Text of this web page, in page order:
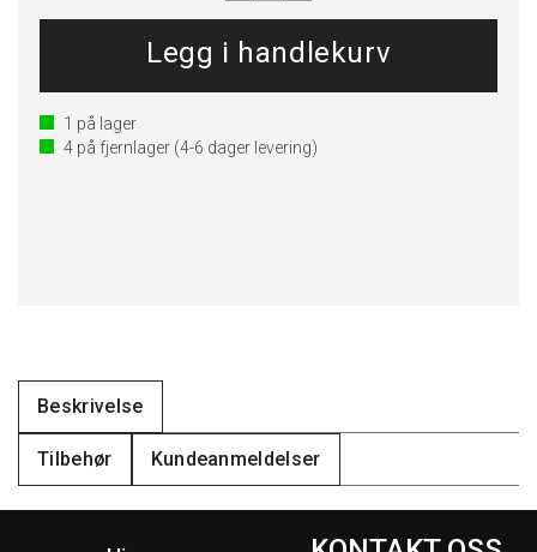
1 på lager
4 på fjernlager (4-6 dager levering)
Beskrivelse
Tilbehør Kundeanmeldelser